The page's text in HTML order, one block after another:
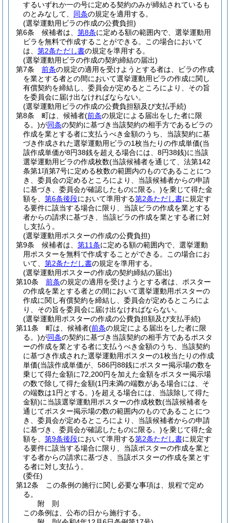
するいずれか一の号に定める契約のみが締結されているも
のとみなして、 同条の規定を適用する。
(選挙運動用ビラの作成の公費負担)
第6条
候補者は、 第8条に定める額の範囲内で、選挙運動用
ビラを無料で作成することができる。
この場合において
は、 第2条ただし書の規定を準用する。
(選挙運動用ビラの作成の契約締結の届出)
第7条
前条の規定の適用を受けようとする者は、ビラの作成
を業とする者との間において選挙運動用ビラの作成に関し
有償契約を締結し、委員会が定めるところにより、その旨
を委員会に届け出なければならない。
(選挙運動用ビラの作成の公費負担額及び支払手続)
第8条
町は、候補者(前条の規定による届出をした者に限
る。)が同条の契約に基づき当該契約の相手方であるビラの
作成を業とする者に支払うべき金額のうち、当該契約に基
づき作成された選挙運動用ビラの1枚当たりの作成単価(当
該作成単価が8円38銭を超える場合には、8円38銭)に当該
選挙運動用ビラの作成枚数(当該候補者を通じて、法第142
条第1項第7号に定める枚数の範囲内のものであることにつ
き、委員会の定めるところにより、当該候補者からの申請
に基づき、委員会が確認したものに限る。)を乗じて得た金
額を、 第6条後段において準用する第2条ただし書に規定す
る要件に該当する場合に限り、当該ビラの作成を業とする
者からの請求に基づき、当該ビラの作成を業とする者に対
し支払う。
(選挙運動用ポスターの作成の公費負担)
第9条
候補者は、 第11条に定める額の範囲内で、選挙運動
用ポスターを無料で作成することができる。
この場合にお
いて、 第2条ただし書の規定を準用する。
(選挙運動用ポスターの作成の契約締結の届出)
第10条
前条の規定の適用を受けようとする者は、ポスター
の作成を業とする者との間において選挙運動用ポスターの
作成に関し有償契約を締結し、委員会が定めるところによ
り、その旨を委員会に届け出なければならない。
(選挙運動用ポスターの作成の公費負担額及び支払手続)
第11条
町は、候補者(前条の規定による届出をした者に限
る。)が同条の契約に基づき当該契約の相手方であるポスタ
ーの作成を業とする者に支払うべき金額のうち、当該契約
に基づき作成された選挙運動用ポスターの1枚当たりの作成
単価(当該作成単価が、586円88銭にポスター掲示場の数を
乗じて得た金額に72,200円を加えた金額をポスター掲示場
の数で除して得た金額(1円未満の端数がある場合には、そ
の端数は1円とする。)を超える場合には、当該除して得た
金額)に当該選挙運動用ポスターの作成枚数(当該候補者を
通じてポスター掲示場の数の範囲内のものであることにつ
き、委員会が定めるところにより、当該候補者からの申請
に基づき、委員会が確認したものに限る。)を乗じて得た金
額を、 第9条後段において準用する第2条ただし書に規定す
る要件に該当する場合に限り、当該ポスターの作成を業と
する者からの請求に基づき、当該ポスターの作成を業とす
る者に対し支払う。
(委任)
第12条
この条例の施行に関し必要な事項は、規程で定め
る。
附 則
この条例は、公布の日から施行する。